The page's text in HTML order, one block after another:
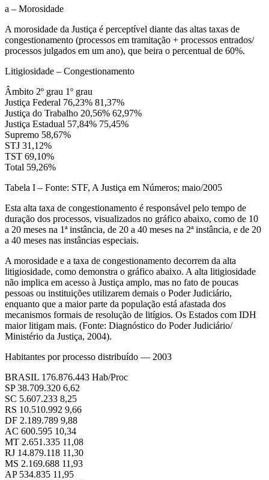
a – Morosidade
A morosidade da Justiça é perceptível diante das altas taxas de
congestionamento (processos em tramitação + processos entrados/
processos julgados em um ano), que beira o percentual de 60%.
Litigiosidade – Congestionamento
Âmbito 2º grau 1º grau
Justiça Federal 76,23% 81,37%
Justiça do Trabalho 20,56% 62,97%
Justiça Estadual 57,84% 75,45%
Supremo 58,67%
STJ 31,12%
TST 69,10%
Total 59,26%
Tabela I – Fonte: STF, A Justiça em Números; maio/2005
Esta alta taxa de congestionamento é responsável pelo tempo de
duração dos processos, visualizados no gráfico abaixo, como de 10
a 20 meses na 1ª instância, de 20 a 40 meses na 2ª instância, e de 20
a 40 meses nas instâncias especiais.
A morosidade e a taxa de congestionamento decorrem da alta
litigiosidade, como demonstra o gráfico abaixo. A alta litigiosidade
não implica em acesso à Justiça amplo, mas no fato de poucas
pessoas ou instituições utilizarem demais o Poder Judiciário,
enquanto que a maior parte da população está afastada dos
mecanismos formais de resolução de litígios. Os Estados com IDH
maior litigam mais. (Fonte: Diagnóstico do Poder Judiciário/
Ministério da Justiça, 2004).
Habitantes por processo distribuído — 2003
BRASIL 176.876.443 Hab/Proc
SP 38.709.320 6,62
SC 5.607.233 8,25
RS 10.510.992 9,66
DF 2.189.789 9,88
AC 600.595 10,34
MT 2.651.335 11,08
RJ 14.879.118 11,30
MS 2.169.688 11,93
AP 534.835 11,95